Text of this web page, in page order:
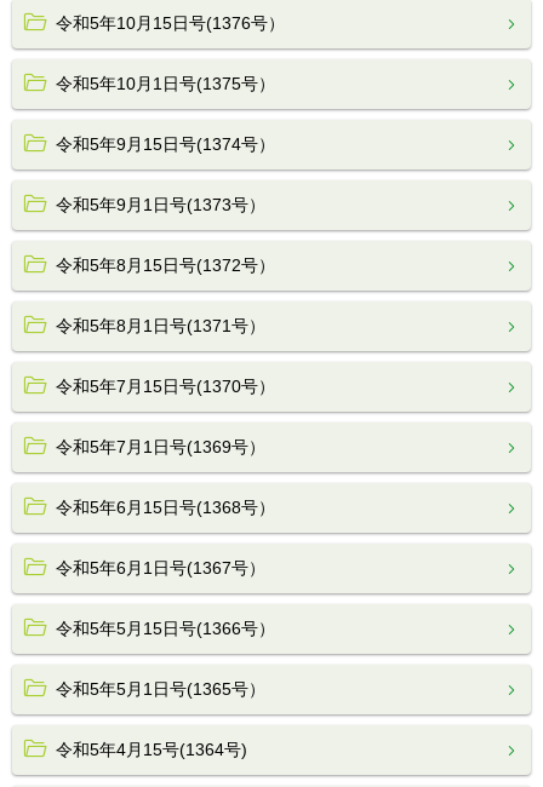
令和5年10月15日号(1376号）
令和5年10月1日号(1375号）
令和5年9月15日号(1374号）
令和5年9月1日号(1373号）
令和5年8月15日号(1372号）
令和5年8月1日号(1371号）
令和5年7月15日号(1370号）
令和5年7月1日号(1369号）
令和5年6月15日号(1368号）
令和5年6月1日号(1367号）
令和5年5月15日号(1366号）
令和5年5月1日号(1365号）
令和5年4月15号(1364号)